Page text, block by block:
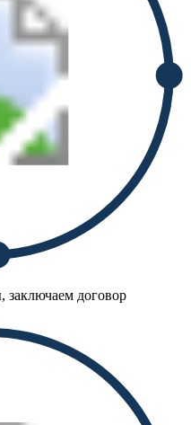
заключаем договор